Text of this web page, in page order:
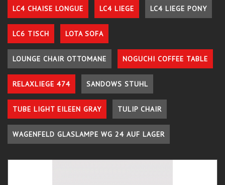
LC4 CHAISE LONGUE LC4 LIEGE LC4 LIEGE PONY
LC6 TISCH LOTA SOFA
LOUNGE CHAIR OTTOMANE NOGUCHI COFFEE TABLE
RELAXLIEGE 474 SANDOWS STUHL
TUBE LIGHT EILEEN GRAY TULIP CHAIR
WAGENFELD GLASLAMPE WG 24 AUF LAGER